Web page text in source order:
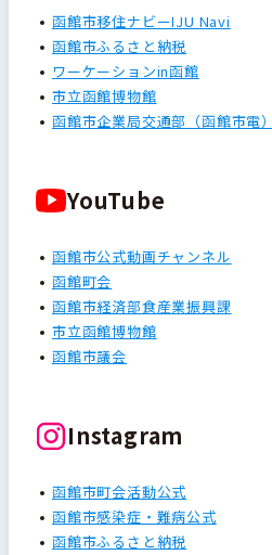
函館市移住ナビーIJU Navi
函館市ふるさと納税
ワーケーションin函館
市立函館博物館
函館市企業局交通部（函館市電）
YouTube
函館市公式動画チャンネル
函館町会
函館市経済部食産業振興課
市立函館博物館
函館市議会
Instagram
函館市町会活動公式
函館市感染症・難病公式
函館市ふるさと納税